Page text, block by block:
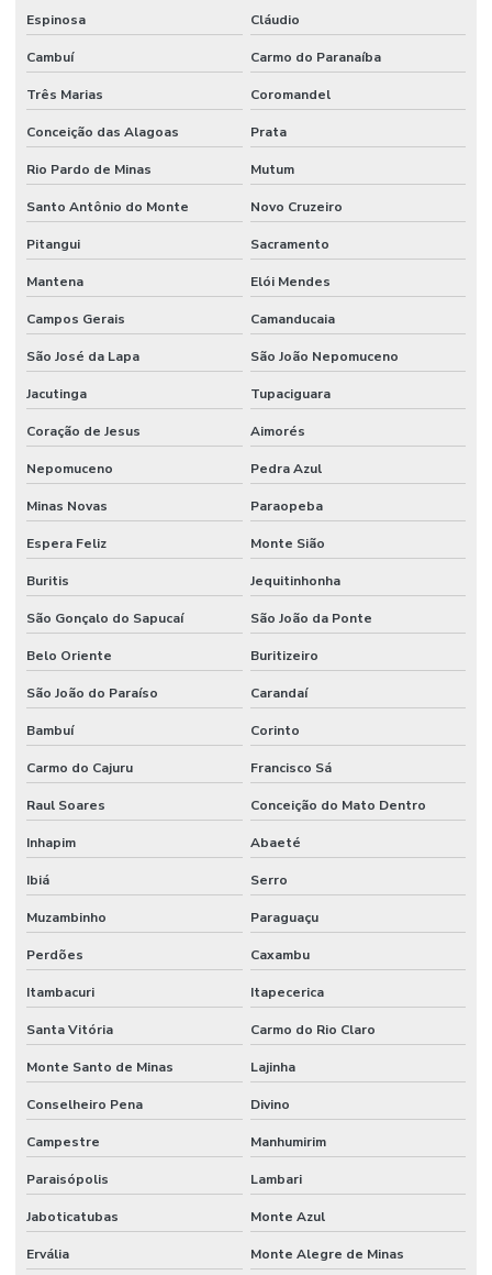
Espinosa Cláudio
Cambuí Carmo do Paranaíba
Três Marias Coromandel
Conceição das Alagoas Prata
Rio Pardo de Minas Mutum
Santo Antônio do Monte Novo Cruzeiro
Pitangui Sacramento
Mantena Elói Mendes
Campos Gerais Camanducaia
São José da Lapa São João Nepomuceno
Jacutinga Tupaciguara
Coração de Jesus Aimorés
Nepomuceno Pedra Azul
Minas Novas Paraopeba
Espera Feliz Monte Sião
Buritis Jequitinhonha
São Gonçalo do Sapucaí São João da Ponte
Belo Oriente Buritizeiro
São João do Paraíso Carandaí
Bambuí Corinto
Carmo do Cajuru Francisco Sá
Raul Soares Conceição do Mato Dentro
Inhapim Abaeté
Ibiá Serro
Muzambinho Paraguaçu
Perdões Caxambu
Itambacuri Itapecerica
Santa Vitória Carmo do Rio Claro
Monte Santo de Minas Lajinha
Conselheiro Pena Divino
Campestre Manhumirim
Paraisópolis Lambari
Jaboticatubas Monte Azul
Ervália Monte Alegre de Minas